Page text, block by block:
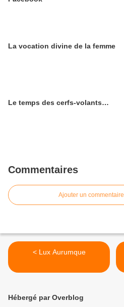
La vocation divine de la femme
Le temps des cerfs-volants…
Commentaires
Ajouter un commentaire
< Lux Aurumque
Hébergé par Overblog